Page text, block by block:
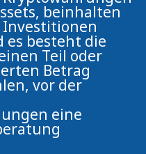
beinhalten
Investitionen
es besteht die
Teil oder
Betrag
vor der
eine